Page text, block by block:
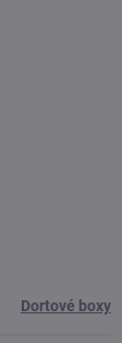
Dortové boxy